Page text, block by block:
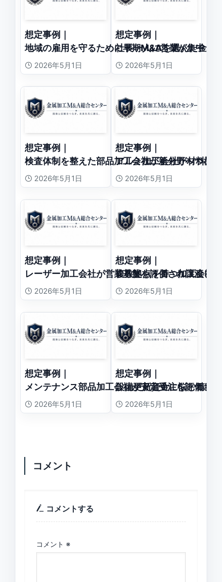
想定事例｜
地域の雇用を守るために早期M&Aを選んだ金属
2026年5月1日
想定事例｜
社長一人に営業が集中し
2026年5月1日
想定事例｜
検査体制を整えた部品加工会社が新分野へつな
2026年5月1日
想定事例｜
アルミ加工会社が材料調
2026年5月1日
想定事例｜
レーザー加工会社が営業基盤を評価され譲渡し
2026年5月1日
想定事例｜
複数拠点を持つ加工会社
2026年5月1日
想定事例｜
メンテナンス部品加工会社が安定受注を評価さ
2026年5月1日
想定事例｜
設備更新資金に悩む精密
2026年5月1日
コメント
コメントする
コメント ※